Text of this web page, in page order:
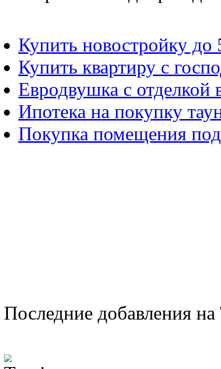
Купить новостройку до
Купить квартиру с
Евродвушка с отделкой
Ипотека на покупку
Покупка помещения
Последние добавления